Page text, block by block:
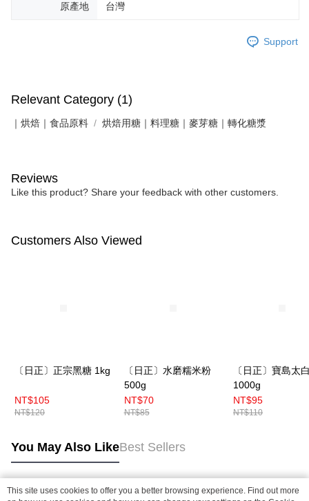
原產地 台灣
Support
Relevant Category (1)
｜烘焙｜食品原料 烘焙用糖｜料理糖｜麥芽糖｜轉化糖漿
Reviews
Like this product? Share your feedback with other customers.
Customers Also Viewed
〔日正〕正宗黑糖 1kg
NT$105
NT$120
〔日正〕水磨糯米粉
500g
NT$70
NT$85
〔日正〕寶島太
1000g
NT$95
NT$110
You May Also LikeBest Sellers
This site uses cookies to offer you a better browsing experience. Find out more